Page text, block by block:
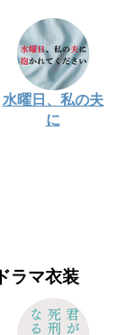
水曜日、私の夫
に
ラマ衣装